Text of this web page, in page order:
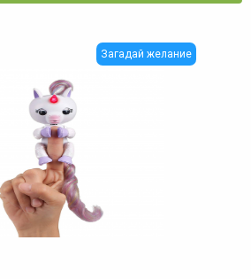
Загадай желание